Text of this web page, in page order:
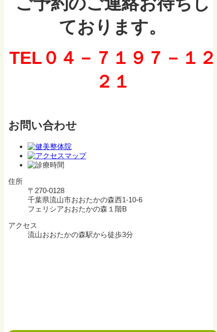
ております。
TEL０４－７１９７－１２
２１
お問い合わせ
住所
〒270-0128
千葉県流山市おおたかの森西1-10-6
フェリシアおおたかの森１階B
アクセス
流山おおたかの森駅から徒歩3分